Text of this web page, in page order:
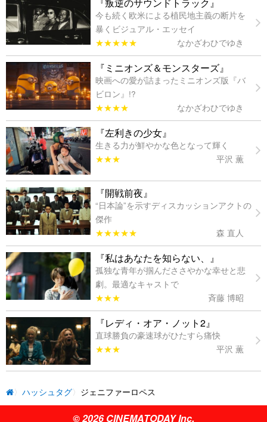
『叛逆のサウンドトラック』
今も続く欧米による植民地主義の断片を
暴くビジュアル・エッセイ
★★★★★
なかざわひでゆき
『ミニオンズ＆モンスターズ』
映画への愛が詰まったミニオンズ版『バ
ビロン』!?
★★★★
なかざわひでゆき
『左利きの少女』
生きる力が鮮やかな色となって輝く
★★★
平沢 薫
『開戦前夜』
“日本論”を示すディスカッションアクトの
傑作
★★★★★
森 直人
『私はあなたを知らない、』
孤独な青年が掴んだささやかな幸せと悲
劇。最適なキャストで
★★★
斉藤 博昭
『レディ・オア・ノット2』
直球勝負の豪速球がひたすら痛快
★★★
平沢 薫
ハッシュタグ ジェニファーロペス
© 2026 CINEMATODAY Inc.